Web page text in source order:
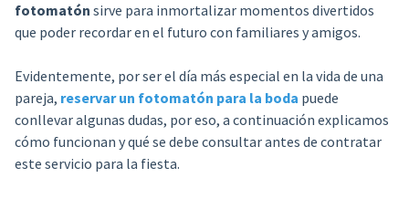
fotomatón sirve para inmortalizar momentos divertidos
que poder recordar en el futuro con familiares y amigos.
Evidentemente, por ser el día más especial en la vida de una
pareja, reservar un fotomatón para la boda puede
conllevar algunas dudas, por eso, a continuación explicamos
cómo funcionan y qué se debe consultar antes de contratar
este servicio para la fiesta.